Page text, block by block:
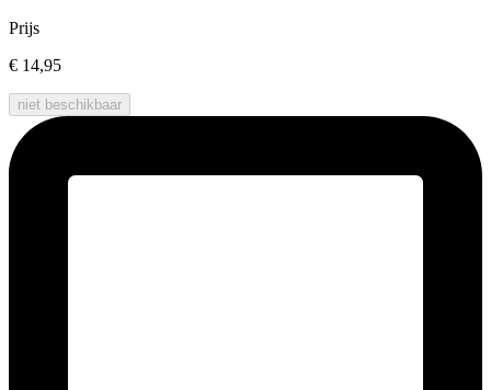
Prijs
€ 14,95
niet beschikbaar